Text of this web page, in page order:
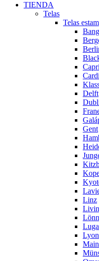
TIENDA
Telas
Telas
Capri
Delft
Gent
Linz
Lyon